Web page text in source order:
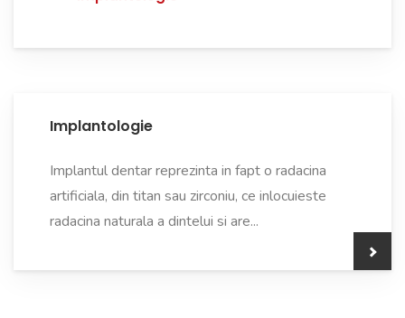
Implantologie
Implantul dentar reprezinta in fapt o radacina
artificiala, din titan sau zirconiu, ce inlocuieste
radacina naturala a dintelui si are...